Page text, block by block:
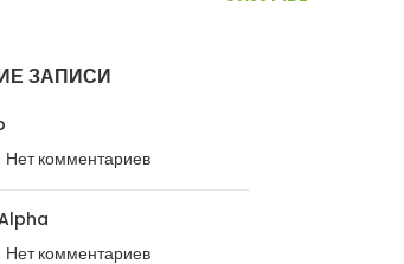
ЗАПИСИ
Нет комментариев
Нет комментариев